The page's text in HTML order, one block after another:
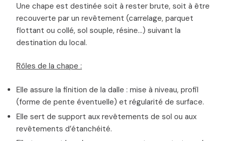
Une chape est destinée soit à rester brute, soit à être
recouverte par un revêtement (carrelage, parquet
flottant ou collé, sol souple, résine…) suivant la
destination du local.
Rôles de la chape :
Elle assure la finition de la dalle : mise à niveau, profil
(forme de pente éventuelle) et régularité de surface.
Elle sert de support aux revêtements de sol ou aux
revêtements d’étanchéité.